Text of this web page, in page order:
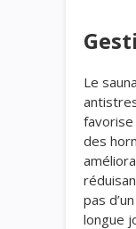
Le
favorise
des
pas
longue